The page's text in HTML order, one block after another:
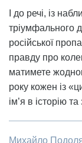
І до речі, із
тріумфального
російської
правду про
матимете
року кожен із
ім’я в історію
Михайло